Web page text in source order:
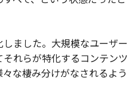
ました。大規模なユーザー
れらが特化するコンテンツ
な棲み分けがなされるよう